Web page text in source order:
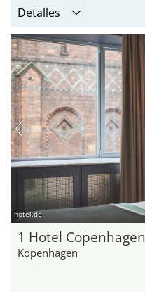
Detalles
hotel.de
1 Hotel Copenhagen
Kopenhagen